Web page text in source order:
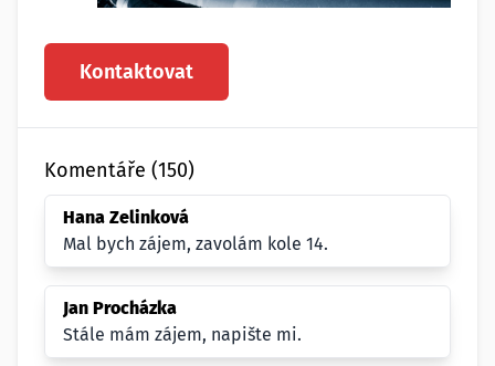
Kontaktovat
Komentáře (150)
Hana Zelinková
Mal bych zájem, zavolám kole 14.
Jan Procházka
Stále mám zájem, napište mi.